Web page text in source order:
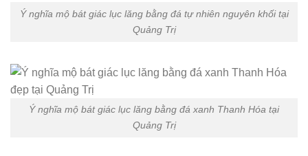
Ý nghĩa mộ bát giác lục lăng bằng đá tự nhiên nguyên khối tại
Quảng Trị
Ý nghĩa mộ bát giác lục lăng bằng đá xanh Thanh Hóa tại
Quảng Trị